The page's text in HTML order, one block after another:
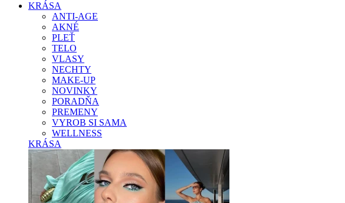
KRÁSA
ANTI-AGE
AKNÉ
PLEŤ
TELO
VLASY
NECHTY
MAKE-UP
NOVINKY
PORADŇA
PREMENY
VYROB SI SAMA
WELLNESS
KRÁSA